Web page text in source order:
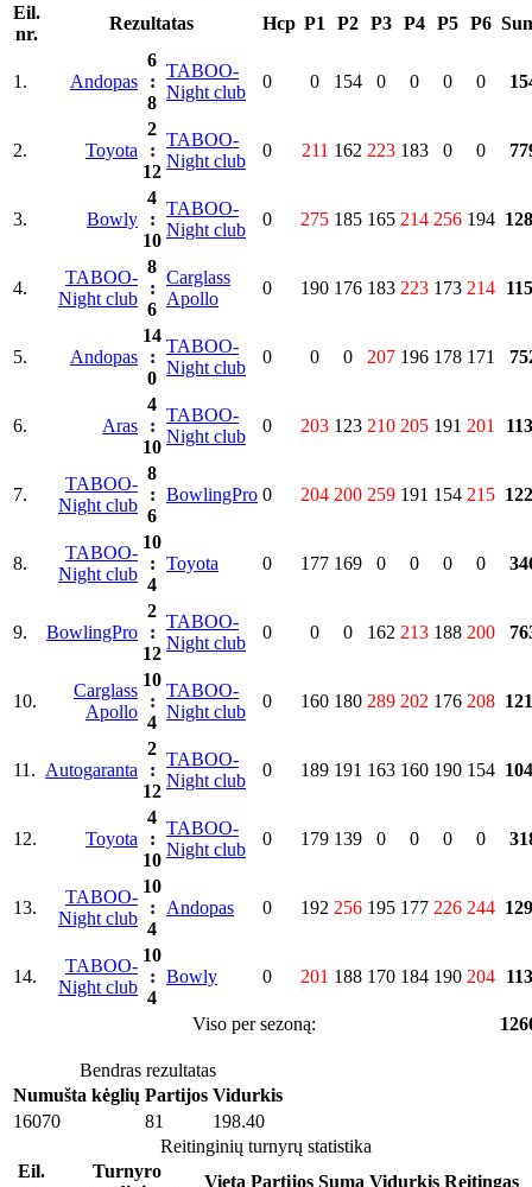
Eil.
nr.
Rezultatas Hcp P1 P2 P3 P4 P5 P6
1. Andopas
6
:
8
TABOO-
Night club
0 0 154 0 0 0 0
2. Toyota
2
:
12
TABOO-
Night club
0 211 162 223 183 0 0
3. Bowly
4
:
10
TABOO-
Night club
0 275 185 165 214 256 194
4.
TABOO-
Night club
8
:
6
Carglass
Apollo
0 190 176 183 223 173 214
5. Andopas
14
:
0
TABOO-
Night club
0 0 0 207 196 178 171
6. Aras
4
:
10
TABOO-
Night club
0 203 123 210 205 191 201
7.
TABOO-
Night club
8
:
6
BowlingPro 0 204 200 259 191 154 215
8.
TABOO-
Night club
10
:
4
Toyota 0 177 169 0 0 0 0
9. BowlingPro
2
:
12
TABOO-
Night club
0 0 0 162 213 188 200
10.
Carglass
Apollo
10
:
4
TABOO-
Night club
0 160 180 289 202 176 208
11. Autogaranta
2
:
12
TABOO-
Night club
0 189 191 163 160 190 154
12. Toyota
4
:
10
TABOO-
Night club
0 179 139 0 0 0 0
13.
TABOO-
Night club
10
:
4
Andopas 0 192 256 195 177 226 244
14.
TABOO-
Night club
10
:
4
Bowly 0 201 188 170 184 190 204
Viso per sezoną:
Bendras rezultatas
Numušta kėglių Partijos Vidurkis
16070
81
198.40
Reitinginių turnyrų statistika
Eil.
Turnyro
Vieta Partijos Suma Vidurkis Reitingas